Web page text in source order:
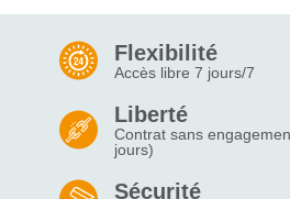
Flexibilité
Accès libre 7 jours/7
Liberté
Contrat sans
jours)
Sécurité